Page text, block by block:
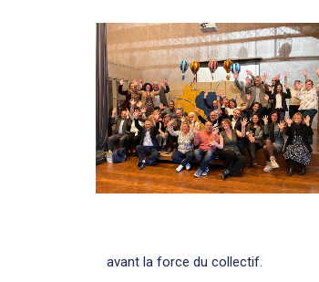
avant la force du collectif.